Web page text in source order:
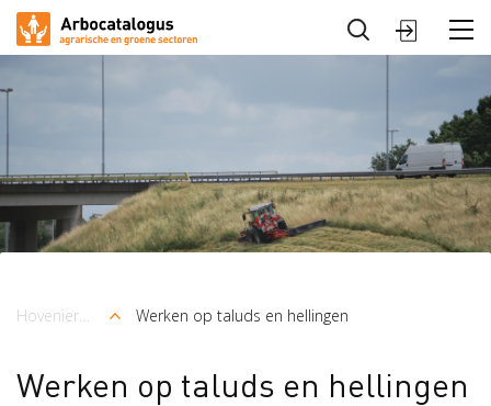
Sluiten
Kruimelpad
Hoveniers en Groenvoorziening Werken op taluds en hellingen
Werken op taluds en hellingen